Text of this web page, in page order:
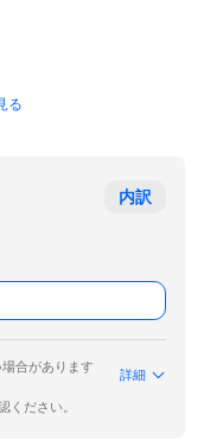
る
内訳
合があります
詳細
ください。